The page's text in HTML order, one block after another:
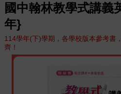
國中翰林教學式講義
年}
114學年(下)學期，各學校版本參考書
齊！